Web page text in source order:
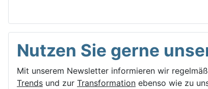
Nutzen Sie gerne
Mit unserem Newsletter informieren wir
Trends und zur Transformation ebenso wie zu